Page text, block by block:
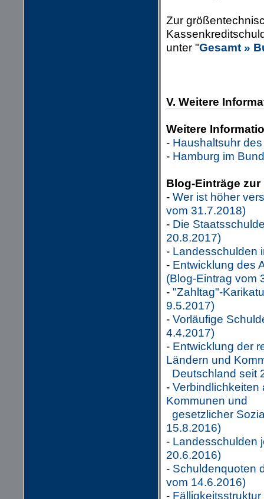
Zur
unter "Gesamt »
V. Weitere
Weitere
- Haushaltsuhr
- Hamburg im
Blog-Einträge
- Wer ist höher
vom 31.7.2018)
- Die
20.8.2017)
- Landesschulden
- Entwicklung des
(Blog-Eintrag vom
- "Zahltag"-
9.5.2017)
- Vorläufige
4.4.2017)
- Entwicklung der
Ländern und
Deutschland seit
-
Kommunen und
gesetzlicher
15.8.2016)
- Landesschulden
20.6.2016)
- Schuldenquoten
vom 14.6.2016)
-